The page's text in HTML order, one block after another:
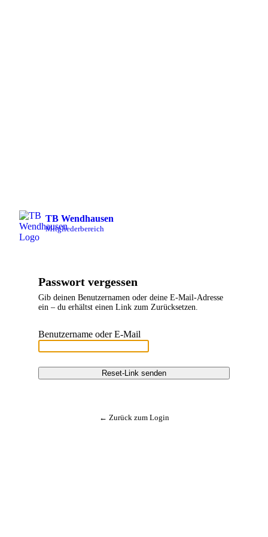
TB Wendhausen
Mitgliederbereich
Passwort vergessen
Gib deinen Benutzernamen oder deine E-Mail-Adresse
ein – du erhältst einen Link zum Zurücksetzen.
Benutzername oder E-Mail
Reset-Link senden
← Zurück zum Login